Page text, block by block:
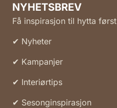
NYHETSBREV
Få inspirasjon til hytta først
✔ Nyheter
✔ Kampanjer
✔ Interiørtips
✔ Sesonginspirasjon